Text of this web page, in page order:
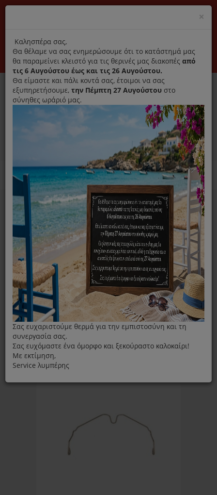
Αποκλειστικά γνήσια ανταλλακτικά
Σύνδεση Εγγραφή Εταιρεία Επικοινωνία
0
Ανταλλακτικά ηλεκτρικών συσκευών MENU
Home Seb
Ταξινόμηση ανά:
Εμφάνιση
×
title
Καλησπέρα σας,
Θα θέλαμε να σας ενημερώσουμε ότι το κατάστημά μας
θα παραμείνει κλειστό για τις θερινές μας διακοπές από
τις 6 Αυγούστου έως και τις 26 Αυγούστου.
Θα είμαστε και πάλι κοντά σας, έτοιμοι να σας
εξυπηρετήσουμε, την Πέμπτη 27 Αυγούστου στο
σύνηθες ωράριό μας.
Σας ευχαριστούμε θερμά για την εμπιστοσύνη και τη
συνεργασία σας.
Σας ευχόμαστε ένα όμορφο και ξεκούραστο καλοκαίρι!
Με εκτίμηση,
Service λυμπέρης